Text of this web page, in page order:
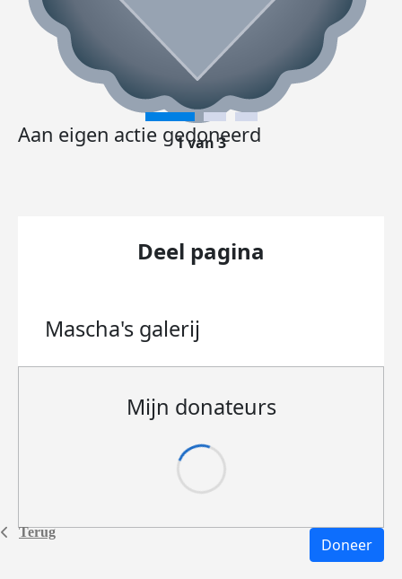
Terug
Aan eigen actie gedoneerd
1 van 3
Deel pagina
Mascha's galerij
Mijn donateurs
Doneer